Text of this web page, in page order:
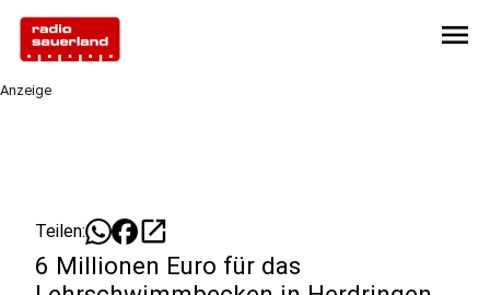
menu
Anzeige
Teilen: open_in_new
6 Millionen Euro für das